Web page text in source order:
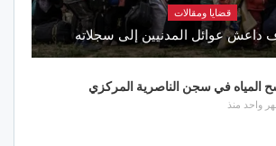
قضايا ومقالات
عوائل المدنيين إلى سجلاته
المياه في سجن الناصرية المركزي
واحد منذ